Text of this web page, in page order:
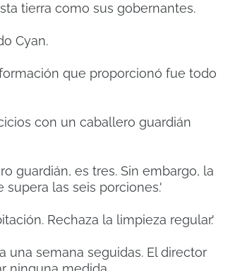
tierra como sus gobernantes.
Cyan.
que proporcionó fue todo
con un caballero guardián
guardián, es tres. Sin embargo, la
las seis porciones.'
Rechaza la limpieza regular.'
una semana seguidas. El director